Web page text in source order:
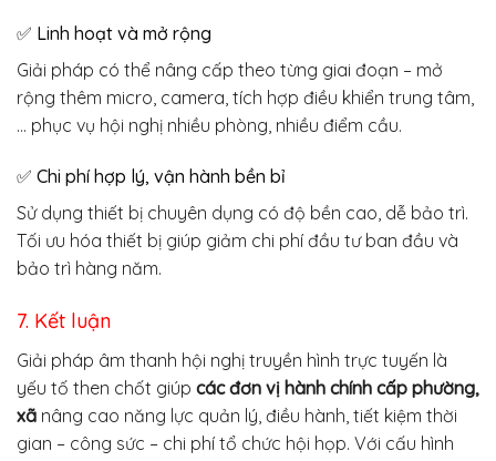
✅ Linh hoạt và mở rộng
Giải pháp có thể nâng cấp theo từng giai đoạn – mở
rộng thêm micro, camera, tích hợp điều khiển trung tâm,
… phục vụ hội nghị nhiều phòng, nhiều điểm cầu.
✅ Chi phí hợp lý, vận hành bền bỉ
Sử dụng thiết bị chuyên dụng có độ bền cao, dễ bảo trì.
Tối ưu hóa thiết bị giúp giảm chi phí đầu tư ban đầu và
bảo trì hàng năm.
7. Kết luận
Giải pháp âm thanh hội nghị truyền hình trực tuyến là
yếu tố then chốt giúp các đơn vị hành chính cấp phường,
xã nâng cao năng lực quản lý, điều hành, tiết kiệm thời
gian – công sức – chi phí tổ chức hội họp. Với cấu hình